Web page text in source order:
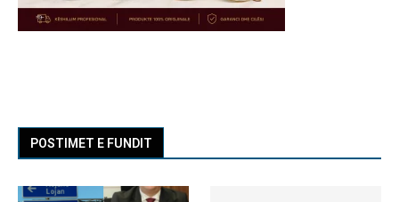
POSTIMET E FUNDIT